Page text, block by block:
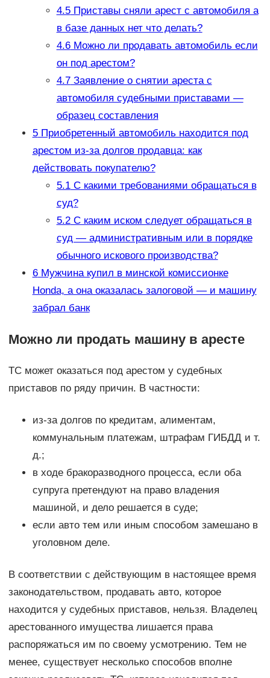
4.5Приставы сняли арест с автомобиля а
в базе данных нет что делать?
4.6Можно ли продавать автомобиль если
он под арестом?
4.7Заявление о снятии ареста с
автомобиля судебными приставами —
образец составления
5Приобретенный автомобиль находится под
арестом из-за долгов продавца: как
действовать покупателю?
5.1С какими требованиями обращаться в
суд?
5.2С каким иском следует обращаться в
суд — административным или в порядке
обычного искового производства?
6Мужчина купил в минской комиссионке
Honda, а она оказалась залоговой — и машину
забрал банк
Можно ли продать машину в аресте
ТС может оказаться под арестом у судебных
приставов по ряду причин. В частности:
из-за долгов по кредитам, алиментам,
коммунальным платежам, штрафам ГИБДД и т.
д.;
в ходе бракоразводного процесса, если оба
супруга претендуют на право владения
машиной, и дело решается в суде;
если авто тем или иным способом замешано в
уголовном деле.
В соответствии с действующим в настоящее время
законодательством, продавать авто, которое
находится у судебных приставов, нельзя. Владелец
арестованного имущества лишается права
распоряжаться им по своему усмотрению. Тем не
менее, существует несколько способов вполне